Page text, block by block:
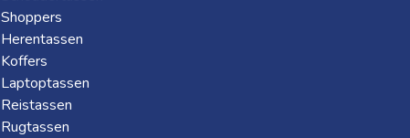
Shoppers
Herentassen
Koffers
Laptoptassen
Reistassen
Rugtassen